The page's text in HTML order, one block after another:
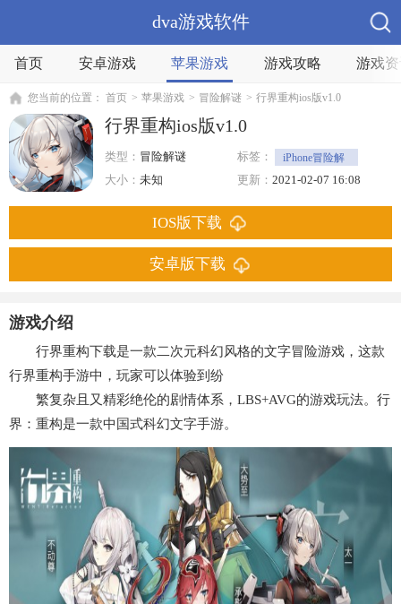
dva游戏软件
首页 安卓游戏 苹果游戏 游戏攻略 游戏
您当前的位置： 首页 > 苹果游戏 > 冒险解谜 > 行界重构ios版v1.0
行界重构ios版v1.0
类型： 冒险解谜 标签：
iPhone冒险解
谜
文字游戏 冒险
大小： 未知 更新： 2021-02-07 16:08
IOS版下载
安卓版下载
游戏介绍
行界重构下载是一款二次元科幻风格的文字冒险游戏，这款
行界重构手游中，玩家可以体验到纷
繁复杂且又精彩绝伦的剧情体系，LBS+AVG的游戏玩法。行
界：重构是一款中国式科幻文字手游。